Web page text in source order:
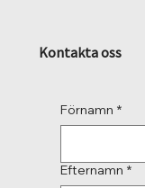
Kontakta oss
Förnamn *
Efternamn *